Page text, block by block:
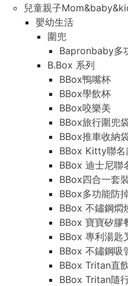
兒童親子
嬰幼生活
圍兜
Bapronbaby多
B.Box 系列
BBox鴨嘴杯
BBox學飲杯
BBox咬樂美
BBox旅行圍兜
BBox推車收納
BBox Kitty聯名
BBox 迪士尼聯
BBox四合一套
BBox多功能防
BBox 不鏽鋼燜
BBox 寶寶矽膠
BBox 專利湯匙
BBox 不鏽鋼吸
BBox Tritan直
BBox Tritan隨